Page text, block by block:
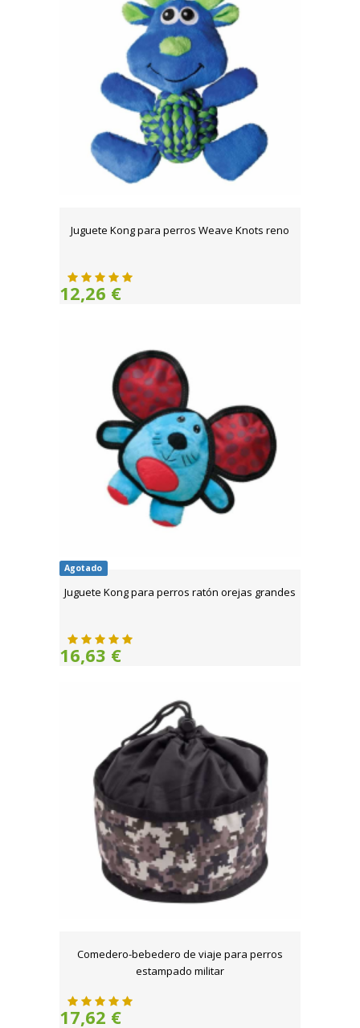
Juguete Kong para perros Weave Knots reno
12,26 €
Agotado
Juguete Kong para perros ratón orejas grandes
16,63 €
Comedero-bebedero de viaje para perros
estampado militar
17,62 €